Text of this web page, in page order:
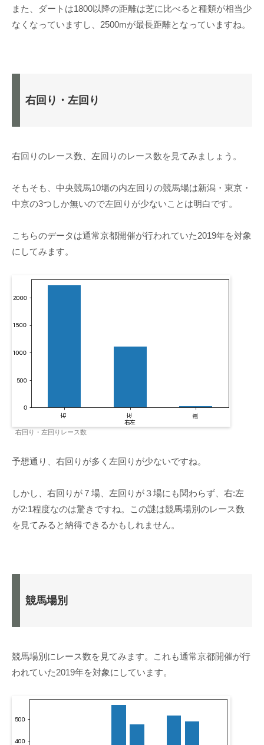
また、ダートは1800以降の距離は芝に比べると種類が相当少
なくなっていますし、2500mが最長距離となっていますね。
右回り・左回り
右回りのレース数、左回りのレース数を見てみましょう。
そもそも、中央競馬10場の内左回りの競馬場は新潟・東京・
中京の3つしか無いので左回りが少ないことは明白です。
こちらのデータは通常京都開催が行われていた2019年を対象
にしてみます。
右回り・左回りレース数
予想通り、右回りが多く左回りが少ないですね。
しかし、右回りが７場、左回りが３場にも関わらず、右:左
が2:1程度なのは驚きですね。この謎は競馬場別のレース数
を見てみると納得できるかもしれません。
競馬場別
競馬場別にレース数を見てみます。これも通常京都開催が行
われていた2019年を対象にしています。